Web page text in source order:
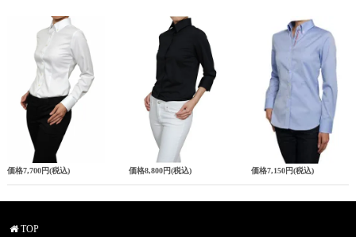
価格7,700円(税込) 価格8,800円(税込) 価格7,150円(税込)
TOP